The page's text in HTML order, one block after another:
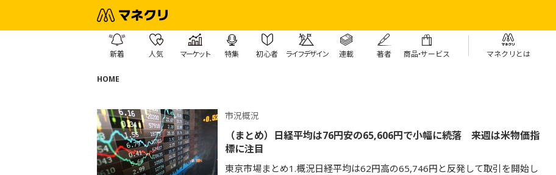
新着 人気 マーケット 特集 初心者 ライフデザイン 連載 著者 商品・サービス マネクリとは
HOME
市況概況
（まとめ）日経平均は76円安の65,606円で小幅に続落 来週は米物価指
標に注目
東京市場まとめ1.概況日経平均は62円高の65,746円と反発して取引を開始し